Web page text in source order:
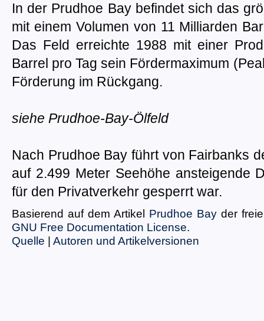
In der Prudhoe Bay befindet sich das
mit einem Volumen von 11 Milliarden
Das Feld erreichte 1988 mit einer
Barrel pro Tag sein Fördermaximum
Förderung im Rückgang.
siehe Prudhoe-Bay-Ölfeld
Nach Prudhoe Bay führt von Fairbanks
auf 2.499 Meter Seehöhe ansteigende
für den Privatverkehr gesperrt war.
Basierend auf dem Artikel Prudhoe Bay der
GNU Free Documentation License.
Quelle | Autoren und Artikelversionen